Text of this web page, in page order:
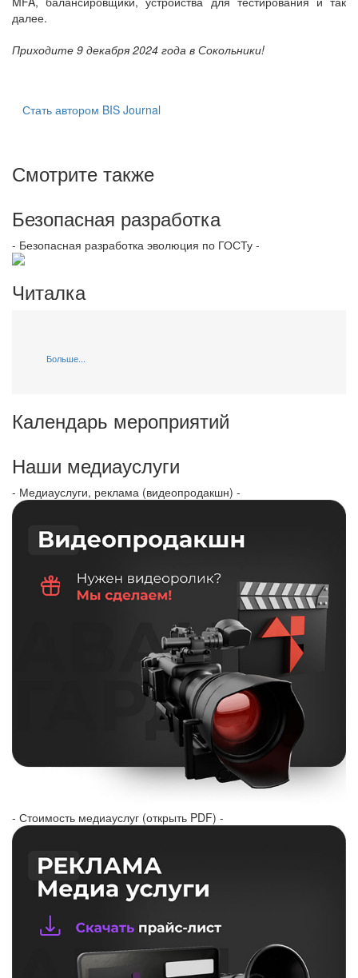
далее.
Приходите 9 декабря 2024 года в Сокольники!
Стать автором BIS Journal
Смотрите также
Безопасная разработка
- Безопасная разработка эволюция по ГОСТу -
Читалка
Больше...
Календарь мероприятий
Наши медиауслуги
- Медиауслуги, реклама (видеопродакшн) -
- Стоимость медиауслуг (открыть PDF) -